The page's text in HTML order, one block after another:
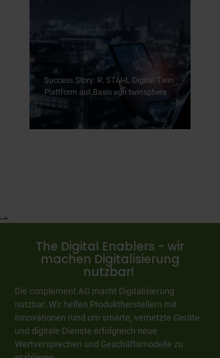
Success Story: R. STAHL Digital Twin
Plattform auf Basis von twinsphere
-->
The Digital Enablers - wir
machen Digitalisierung
nutzbar!
Die conplement AG macht Digitalisierung
nutzbar. Wir helfen Produktherstellern mit
Innovationen rund um smarte, vernetzte Geräte
und digitale Dienste erfolgreich neue
Wertversprechen und Geschäftsmodelle zu